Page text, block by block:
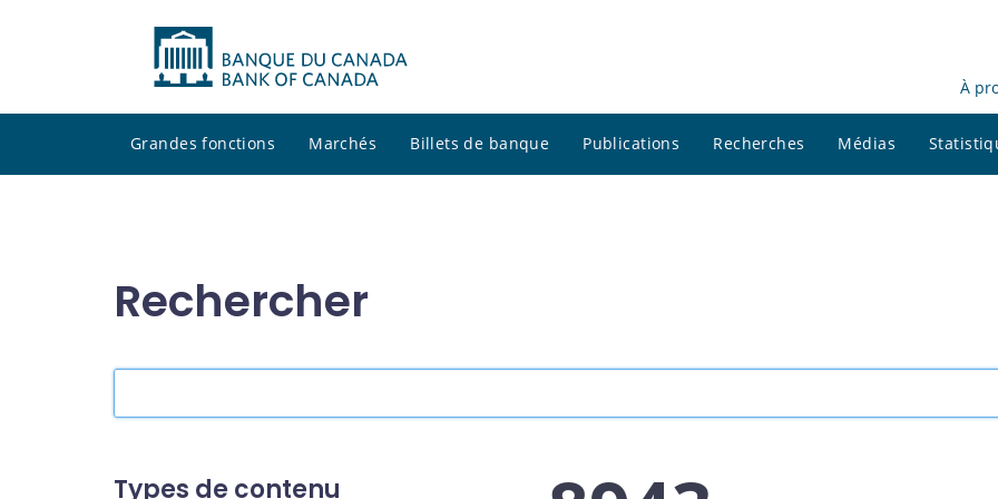
À
Grandes fonctions Marchés Billets de banque Publications Recherches Médias
Rechercher
site
Types de contenu